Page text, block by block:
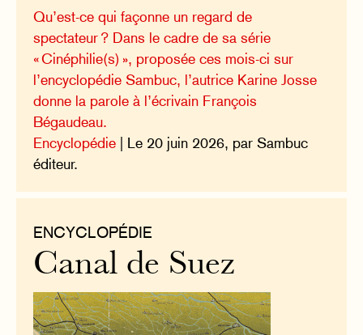
Qu’est-ce qui façonne un regard de
spectateur ? Dans le cadre de sa série
« Cinéphilie(s) », proposée ces mois-ci sur
l’encyclopédie Sambuc, l’autrice Karine Josse
donne la parole à l’écrivain François
Bégaudeau.
Encyclopédie | Le 20 juin 2026, par Sambuc
éditeur.
ENCYCLOPÉDIE
Canal de Suez